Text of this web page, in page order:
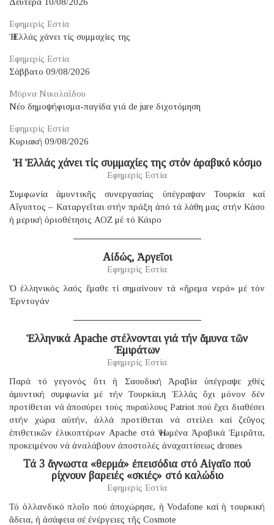
Εφημερίς Εστία
Ἡ Ἑλλάς χάνει τίς συμμαχίες της
Εφημερίς Εστία
Σάββατο 09/08/2026
Μύρνα Νικολαΐδου
Νέο δημοψήφισμα-παγίδα γιά de jure διχοτόμηση
Εφημερίς Εστία
Κυριακή 09/08/2026
Ἡ Ἑλλάς χάνει τίς συμμαχίες της στόν ἀραβικό κόσμο
Εφημερίς Εστία
Συμφωνία ἀμυντικῆς συνεργασίας ὑπέγραψαν Τουρκία καί
Αἴγυπτος – Καταργεῖται στήν πράξη ἀπό τά λάθη μας στήν Κάσο
ἡ μερική ὁριοθέτησις ΑΟΖ μέ τό Κάιρο
Αἰδώς, Ἀργεῖοι
Εφημερίς Εστία
Ὁ ἑλληνικός λαός ἔμαθε τί σημαίνουν τά «ἤρεμα νερά» μέ τόν
Ἐρντογάν
Ἑλληνικά Apache στέλνονται γιά τήν ἄμυνα τῶν
Ἐμιράτων
Εφημερίς Εστία
Παρά τό γεγονός ὅτι ἡ Σαουδική Ἀραβία ὑπέγραψε χθές
ἀμυντική συμφωνία μέ τήν Τουρκία,η Ἑλλάς ὄχι μόνον δέν
προτίθεται νά ἀποσύρει τούς πυραύλους Patriot πού ἔχει διαθέσει
στήν χώρα αὐτήν, ἀλλά προτίθεται νά στείλει καί ζεῦγος
ἐπιθετικῶν ἑλικοπτέρων Apache στά Ἡνωμένα Ἀραβικά Ἐμιρᾶτα,
προκειμένου νά ἀναλάβουν ἀποστολές ἀναχαιτίσεως drones
Τά 3 ἄγνωστα «θερμά» ἐπεισόδια στό Αἰγαῖο πού
ρίχνουν βαρειές «σκιές» στό καλώδιο
Εφημερίς Εστία
Τό ὁλλανδικό πλοῖο πού ἀποχώρησε, ἡ Vodafone καί ἡ τουρκική
ἄδεια, ἡ ἀσάφεια σέ ἐνέργειες τῆς Cosmote